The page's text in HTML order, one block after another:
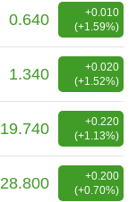
+0.010
(+1.59%)
0.640
+0.020
(+1.52%)
1.340
+0.220
(+1.13%)
19.740
+0.200
(+0.70%)
28.800